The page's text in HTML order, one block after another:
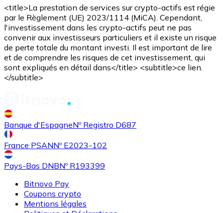
<title>La prestation de services sur crypto-actifs est régie
par le Règlement (UE) 2023/1114 (MiCA). Cependant,
l'investissement dans les crypto-actifs peut ne pas
convenir aux investisseurs particuliers et il existe un risque
de perte totale du montant investi. Il est important de lire
et de comprendre les risques de cet investissement, qui
sont expliqués en détail dans</title> <subtitle>ce lien.
</subtitle>
Banque d'EspagneNº Registro D687
France PSANNº E2023-102
Pays-Bas DNBNº R193399
Bitnovo Pay
Coupons crypto
Mentions légales